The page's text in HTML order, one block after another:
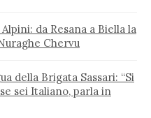
da Resana a Biella la
Chervu
della Brigata Sassari: “Si
sei Italiano, parla in